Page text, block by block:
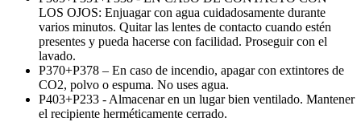
LOS OJOS: Enjuagar con agua cuidadosamente durante
varios minutos. Quitar las lentes de contacto cuando estén
presentes y pueda hacerse con facilidad. Proseguir con el
lavado.
P370+P378 – En caso de incendio, apagar con extintores de
CO2, polvo o espuma. No uses agua.
P403+P233 - Almacenar en un lugar bien ventilado. Mantener
el recipiente herméticamente cerrado.